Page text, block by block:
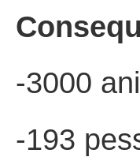
-3000
-193